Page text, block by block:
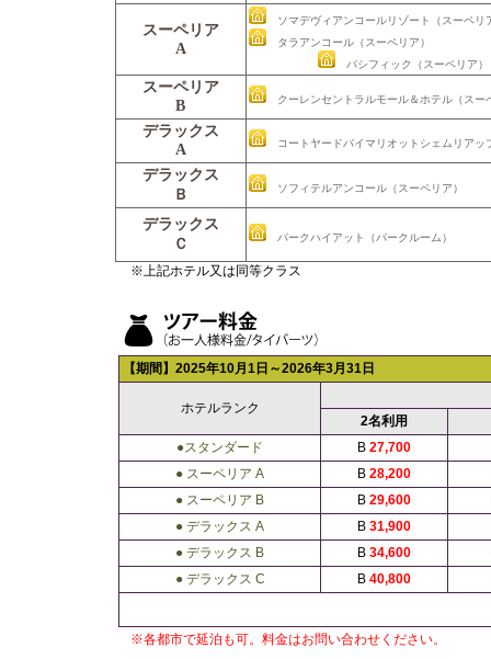
スーペリア
A
ソマデヴィアンコールリゾート（スーペ
タラアンコール（スーペリア）
パシフィック（スーペリ
スーペリア
B
クーレンセントラルモール＆ホテル（スー
デラックス
A
コートヤードバイマリオットシェムリア
デラックス
Ｂ
ソフィテルアンコール（スーペリア）
デラックス
Ｃ
パークハイアット（パークルーム）
※上記ホテル又は同等クラス
【期間】 2025年10月1日～2026年3月31日
ホテルランク
2名利用
●スタンダード
B 27,700
● スーペリア A
B 28,200
● スーペリア B
B 29,600
● デラックス A
B 31,900
● デラックス B
B 34,600
● デラックス C
B 40,800
※各都市で延泊も可。料金はお問い合わせください。